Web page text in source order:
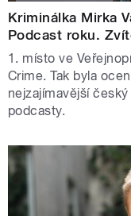
Kriminálka Mirka
Podcast roku.
1. místo ve
Crime. Tak byla
nejzajímavější
podcasty.